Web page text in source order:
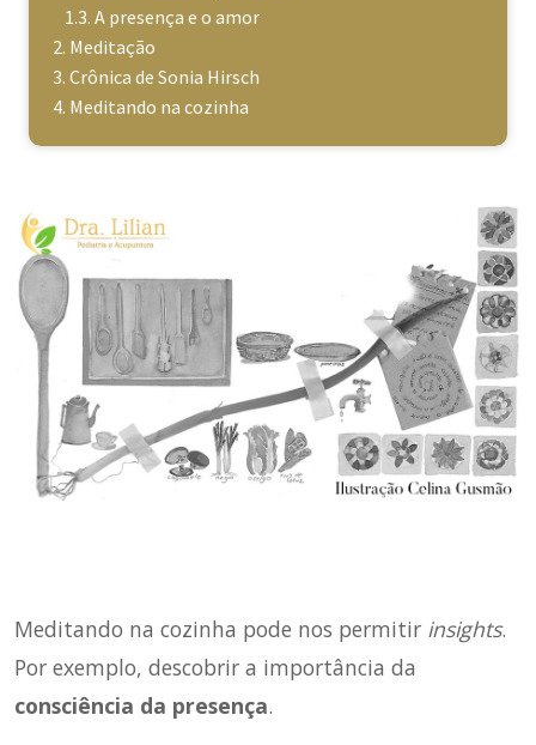
A presença e o amor
Meditação
Crônica de Sonia Hirsch
Meditando na Cozinha
Meditando na cozinha
Meditando na cozinha pode nos permitir insights.
Por exemplo, descobrir a importância da
consciência da presença.